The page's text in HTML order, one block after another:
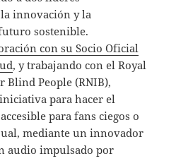
innovación y la
sostenible.
con su Socio Oficial
, y trabajando con el Royal
People (RNIB),
para hacer el
para fans ciegos o
mediante un innovador
audio impulsado por